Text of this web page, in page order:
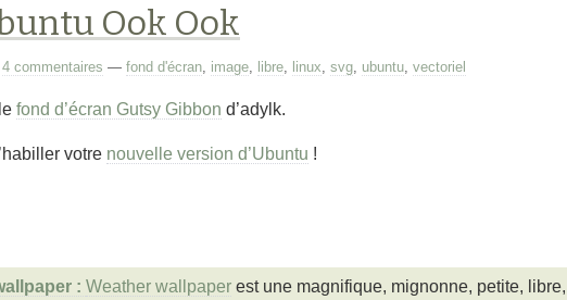
Ook Ook
4 commentaires — fond d'écran, image, libre, linux, svg, ubuntu, vectoriel
fond d’écran Gutsy Gibbon d’adylk.
votre nouvelle version d’Ubuntu !
Weather wallpaperest une magnifique, mignonne, petite,